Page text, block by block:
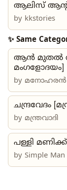
ആലിസ്
by kkstories
✨ Same
ആൻ മുതൽ
മംഗളോദയം]
by മനോഹരൻ
ചന്ദ്രവേദം
by മന്ത്രവാദി
പള്ളി മണിക്ക്
by Simple Man